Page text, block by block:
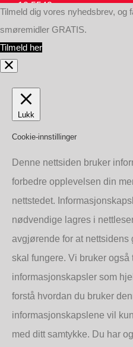
10 5542
Karmsund
Tel:+47
94856 227
Org.nr: 995
690 748
Tilmeld dig vores nyhedsbrev, og
smøremidler GRATIS.
Tilmeld her
Lukk
Cookie-innstillinger
Denne nettsiden bruker
forbedre opplevelsen din
nettstedet.
nødvendige lagres i
avgjørende for at
skal fungere. Vi bruker også
informasjonskapsler som
forstå hvordan du bruker
informasjonskapslene vil
med ditt samtykke. Du har